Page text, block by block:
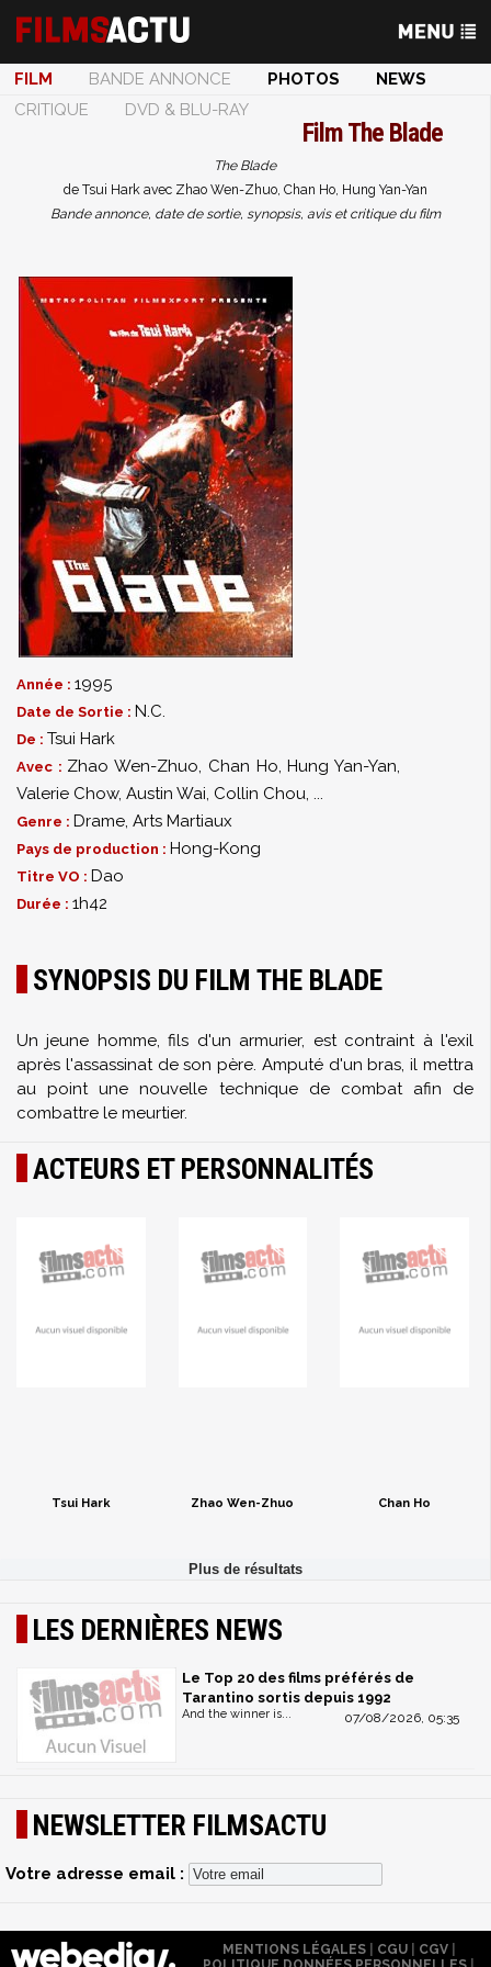
FILM BANDE ANNONCE PHOTOS
NEWS
CRITIQUE
DVD & BLU-RAY
FilmThe Blade
The Blade
de Tsui Hark avec Zhao Wen-Zhuo, Chan Ho, Hung Yan-Yan
Bande annonce, date de sortie, synopsis, avis et critique du film
Année : 1995
Date de Sortie : N.C.
De : Tsui Hark
Avec : Zhao Wen-Zhuo, Chan Ho,Hung Yan-Yan,
Valerie Chow, Austin Wai, Collin Chou, ...
Genre : Drame, Arts Martiaux
Pays de production : Hong-Kong
Titre VO : Dao
Durée : 1h42
SYNOPSIS DU FILM THE BLADE
Un jeune homme, fils d'un armurier, est contraint à l'exil
après l'assassinat de son père. Amputé d'un bras, il mettra
au point une nouvelle technique de combat afin de
combattre le meurtier.
ACTEURS ET PERSONNALITÉS
Tsui Hark Zhao Wen-Zhuo Chan Ho
LES DERNIÈRES NEWS
Le Top 20 des films préférés de
Tarantino sortis depuis 1992
07/08/2026, 05:35
And the winner is...
NEWSLETTER FILMSACTU
Votre adresse email :
MENTIONS LÉGALES| CGU| CGV|